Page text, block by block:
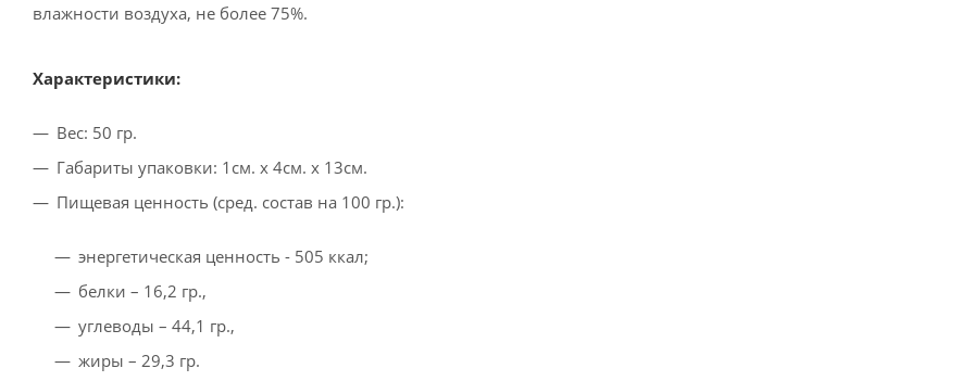
влажности воздуха, не более 75%.
Характеристики:
Вес: 50 гр.
Габариты упаковки: 1см. x 4см. x 13см.
Пищевая ценность (сред. состав на 100 гр.):
энергетическая ценность - 505 ккал;
белки – 16,2 гр.,
углеводы – 44,1 гр.,
жиры – 29,3 гр.